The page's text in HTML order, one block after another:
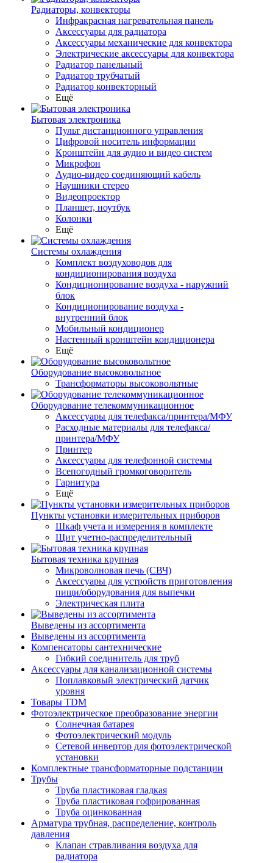
Радиаторы, конвекторы
Инфракрасная нагревательная панель
Аксессуары для радиатора
Аксессуары механические для конвектора
Электрические аксессуары для конвектора
Радиатор панельный
Радиатор трубчатый
Радиатор конвекторный
Ещё
Бытовая электроника
Пульт дистанционного управления
Цифровой носитель информации
Кронштейн для аудио и видео систем
Микрофон
Аудио-видео соединяющий кабель
Наушники стерео
Видеопроектор
Планшет, ноутбук
Колонки
Ещё
Системы охлаждения
Комплект воздуховодов для
кондиционирования воздуха
Кондиционирование воздуха - наружний
блок
Кондиционирование воздуха -
внутренний блок
Мобильный кондиционер
Настенный кронштейн кондиционера
Ещё
Оборудование высоковольтное
Трансформаторы высоковольтные
Оборудование телекоммуникационное
Аксессуары для телефакса/принтера/МФУ
Расходные материалы для телефакса/
принтера/МФУ
Принтер
Аксессуары для телефонной системы
Всепогодный громкоговоритель
Гарнитура
Ещё
Пункты установки измерительных приборов
Шкаф учета и измерения в комплекте
Щит учетно-распределительный
Бытовая техника крупная
Микроволновая печь (СВЧ)
Аксессуары для устройств приготовления
пищи/оборудования для выпечки
Электрическая плита
Выведены из ассортимента
Выведены из ассортимента
Компенсаторы сантехнические
Гибкий соединитель для труб
Аксессуары для канализационной системы
Поплавковый электрический датчик
уровня
Товары TDM
Фотоэлектрическое преобразование энергии
Солнечная батарея
Фотоэлектрический модуль
Сетевой инвертор для фотоэлектрической
установки
Комплектные трансформаторные подстанции
Трубы
Труба пластиковая гладкая
Труба пластиковая гофрированная
Труба оцинкованная
Арматура трубная, распределение, контроль
давления
Клапан стравливания воздуха для
радиатора